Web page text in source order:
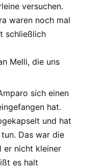
versuchen.
waren noch mal
schließlich
Melli, die uns
sich einen
hat.
und hat
Das war die
er nicht kleiner
es halt